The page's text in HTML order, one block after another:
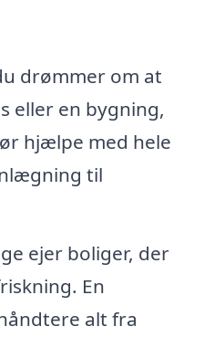
drømmer om at
eller en bygning,
hjælpe med hele
til
ejer boliger, der
En
alt fra